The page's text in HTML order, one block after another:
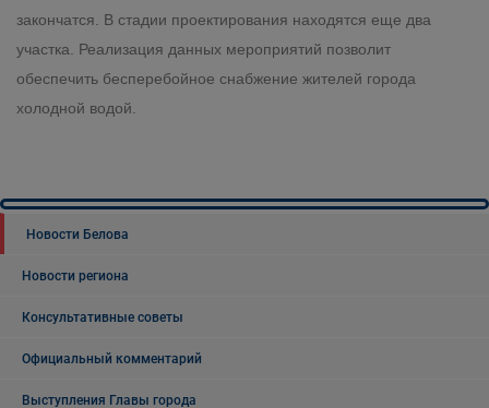
закончатся. В стадии проектирования находятся еще два
участка. Реализация данных мероприятий позволит
обеспечить бесперебойное снабжение жителей города
холодной водой.
Новости Белова
Новости региона
Консультативные советы
Официальный комментарий
Выступления Главы города